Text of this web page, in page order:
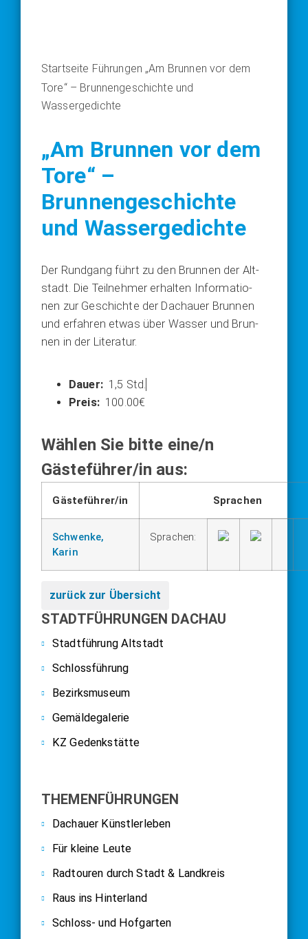
Startseite Führungen „Am Brunnen vor dem
Tore“ – Brunnengeschichte und
Wassergedichte
„Am Brunnen vor dem
Tore“ –
Brunnengeschichte
und Wassergedichte
Der Rund­gang führt zu den Brun­nen der Alt­
stadt. Die Teil­neh­mer erhal­ten Infor­ma­tio­
nen zur Geschich­te der Dach­au­er Brun­nen
und erfah­ren etwas über Was­ser und Brun­
nen in der Lite­ra­tur.
1,5 Std.
100.00€
Wählen Sie bitte eine/n
Gästeführer/in aus:
Gästeführer/in Sprachen
Schwenke,
Karin
Sprachen:
zurück zur Übersicht
STADTFÜHRUNGEN DACHAU
Stadtführung Altstadt
Schlossführung
Bezirksmuseum
Gemäldegalerie
KZ Gedenkstätte
THEMENFÜHRUNGEN
Dachauer Künstlerleben
Für kleine Leute
Radtouren durch Stadt & Landkreis
Raus ins Hinterland
Schloss- und Hofgarten